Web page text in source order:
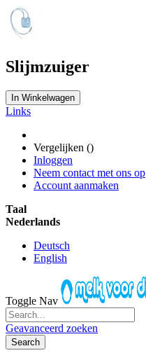
Slijmzuiger
In Winkelwagen
Links
Vergelijken ()
Inloggen
Neem contact met ons op
Account aanmaken
Taal
Nederlands
Deutsch
English
Toggle Nav
Geavanceerd zoeken
Search